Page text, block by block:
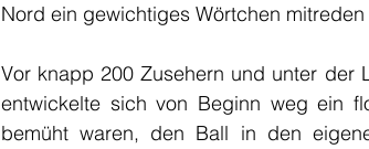
Nord ein gewichtiges Wörtchen
Vor knapp 200 Zusehern und unter der
entwickelte sich von Beginn weg ein
bemüht waren, den Ball in den